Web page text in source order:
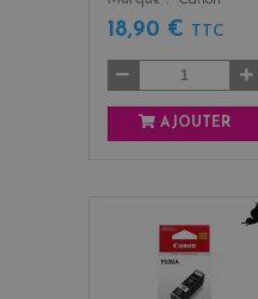
18,90 € TTC
AJOUTER